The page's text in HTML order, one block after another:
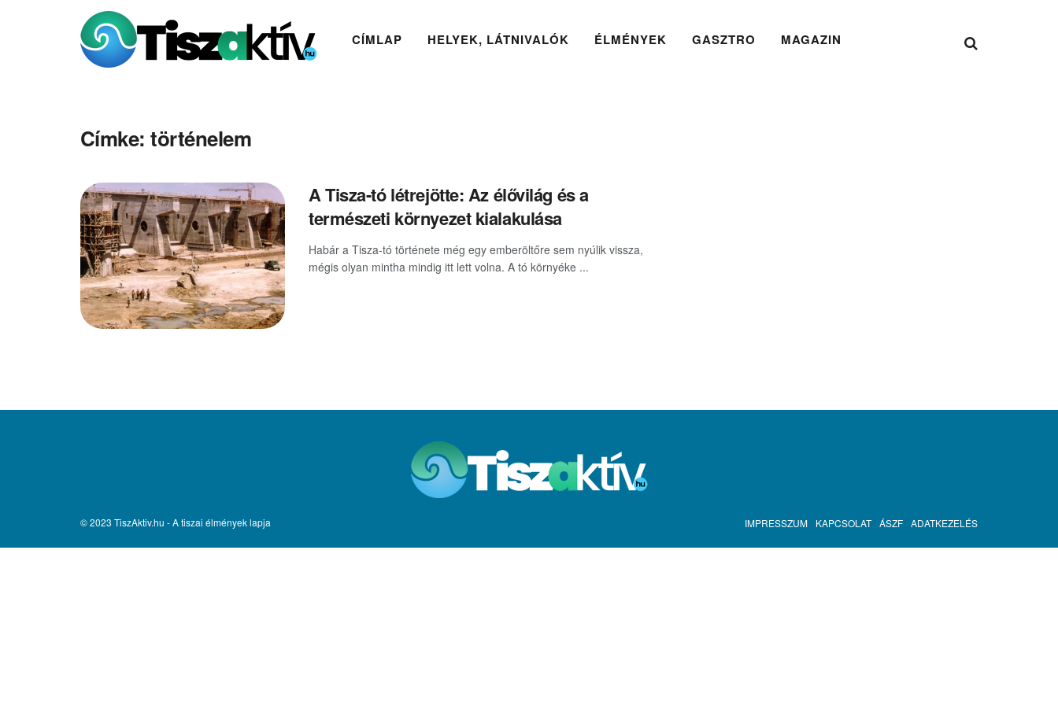
CÍMLAP HELYEK, LÁTNIVALÓK ÉLMÉNYEK GASZTRO MAGAZIN
Címke:történelem
A Tisza-tó létrejötte: Az élővilág és a
természeti környezet kialakulása
Habár a Tisza-tó története még egy emberöltőre sem nyúlik vissza,
mégis olyan mintha mindig itt lett volna. A tó környéke ...
IMPRESSZUM KAPCSOLAT ÁSZF ADATKEZELÉS
© 2023 TiszAktiv.hu - A tiszai élmények lapja